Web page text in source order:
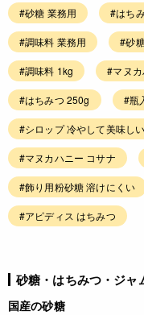
#砂糖 業務用 #はち
#調味料 業務用 #砂
#調味料 1kg #マヌ
#はちみつ 250g #瓶
#シロップ 冷やして美味しい
#マヌカハニー コサナ
#飾り用粉砂糖 溶けにくい
#アピディス はちみつ
砂糖・はちみつ・ジャ
国産の砂糖